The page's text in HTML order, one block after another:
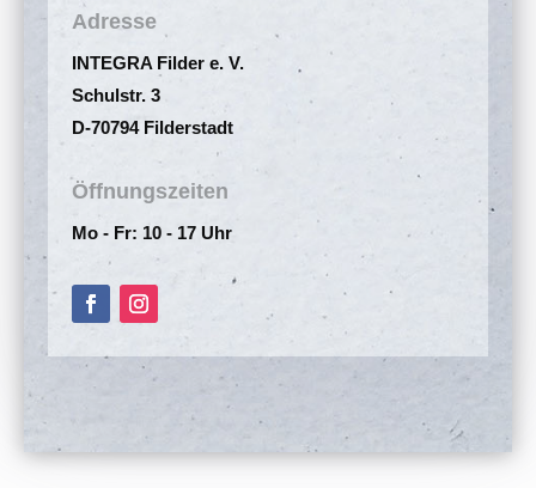
Adresse
INTEGRA Filder e. V.
Schulstr. 3
D-70794 Filderstadt
Öffnungszeiten
Mo - Fr: 10 - 17 Uhr